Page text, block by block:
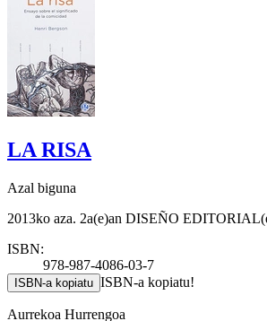
LA RISA
Azal biguna
2013ko aza. 2a(e)an DISEÑO
ISBN:
978-987-4086-03-7
ISBN-a kopiatu ISBN-a kopiatu!
Aurrekoa Hurrengoa